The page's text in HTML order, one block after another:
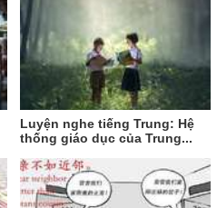
Luyện nghe tiếng Trung: Hệ
thống giáo dục của Trung...